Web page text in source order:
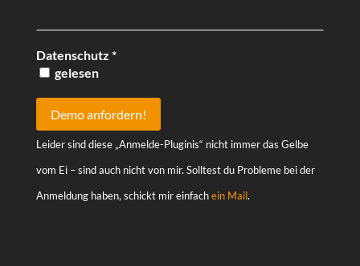
Datenschutz *
gelesen
Leider sind diese „Anmelde-Pluginis“ nicht immer das Gelbe
vom Ei – sind auch nicht von mir. Solltest du Probleme bei der
Anmeldung haben, schickt mir einfachein Mail.